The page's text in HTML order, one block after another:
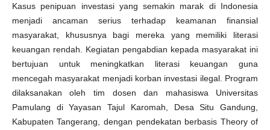
Kasus penipuan investasi yang semakin marak di Indonesia
menjadi ancaman serius terhadap keamanan finansial
masyarakat, khususnya bagi mereka yang memiliki literasi
keuangan rendah. Kegiatan pengabdian kepada masyarakat ini
bertujuan untuk meningkatkan literasi keuangan guna
mencegah masyarakat menjadi korban investasi ilegal. Program
dilaksanakan oleh tim dosen dan mahasiswa Universitas
Pamulang di Yayasan Tajul Karomah, Desa Situ Gandung,
Kabupaten Tangerang, dengan pendekatan berbasis Theory of